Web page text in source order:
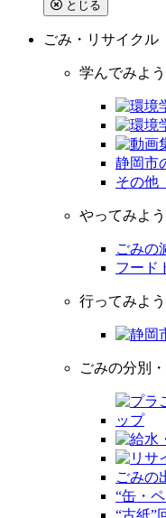
とじる
ごみ・リサイクル
学んでみよ
静岡市
その他
やってみよ
ごみの
フード
行ってみよ
ごみの分別
ごみの
“缶・
“古紙”